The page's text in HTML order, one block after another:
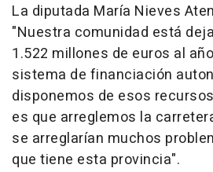
La diputada María Nieves
"Nuestra comunidad está
1.522 millones de euros al
sistema de financiación
disponemos de esos
es que arreglemos la
se arreglarían muchos
que tiene esta provincia".